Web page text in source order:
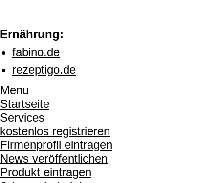
Ernährung:
fabino.de
rezeptigo.de
Menu
Startseite
Services
kostenlos registrieren
Firmenprofil eintragen
News veröffentlichen
Produkt eintragen